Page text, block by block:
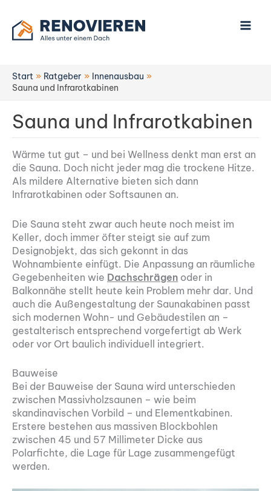
Inhalt
springen
Start Ratgeber
Innenausbau
Sauna und Infrarotkabinen
Sauna und Infrarotkabinen
Wärme tut gut – und bei Wellness denkt man erst an
die Sauna. Doch nicht jeder mag die trockene Hitze.
Als mildere Alternative bieten sich dann
Infrarotkabinen oder Softsaunen an.
Die Sauna steht zwar auch heute noch meist im
Keller, doch immer öfter steigt sie auf zum
Designobjekt, das sich gekonnt in das
Wohnambiente einfügt. Die Anpassung an räumliche
Gegebenheiten wie Dachschrägen oder in
Balkonnähe stellt heute kein Problem mehr dar. Und
auch die Außengestaltung der Saunakabinen passt
sich modernen Wohn- und Gebäudestilen an –
gestalterisch entsprechend vorgefertigt ab Werk
oder vor Ort baulich individuell integriert.
Bauweise
Bei der Bauweise der ­Sauna wird unterschieden
zwischen Massivholzsaunen – wie beim
skandinavischen Vorbild – und Elementkabinen.
Erstere bestehen aus massiven Blockbohlen
zwischen 45 und 57 Millimeter Dicke aus
Polarfichte, die Lage für Lage zusammengefügt
werden.